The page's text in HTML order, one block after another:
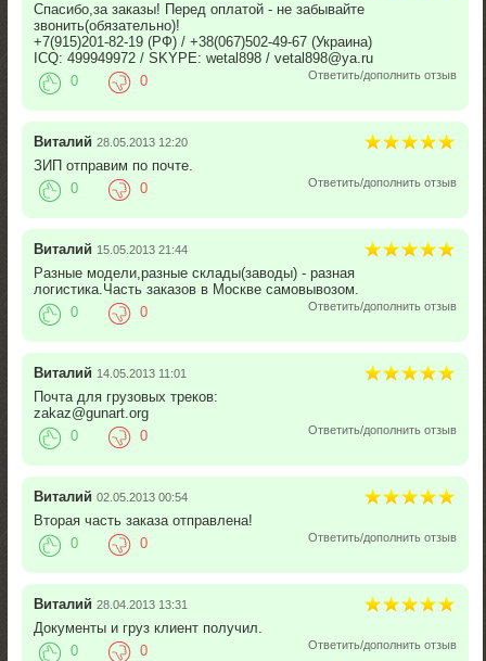
Спасибо,за заказы! Перед оплатой - не забывайте
звонить(обязательно)!
+7(915)201-82-19 (РФ) / +38(067)502-49-67 (Украина)
ICQ: 499949972 / SKYPE: wetal898 / vetal898@ya.ru
Ответить/дополнить отзыв
0 0
Виталий 28.05.2013 12:20
ЗИП отправим по почте.
Ответить/дополнить отзыв
0 0
Виталий 15.05.2013 21:44
Разные модели,разные склады(заводы) - разная
логистика.Часть заказов в Москве самовывозом.
Ответить/дополнить отзыв
0 0
Виталий 14.05.2013 11:01
Почта для грузовых треков:
zakaz@gunart.org
Ответить/дополнить отзыв
0 0
Виталий 02.05.2013 00:54
Вторая часть заказа отправлена!
Ответить/дополнить отзыв
0 0
Виталий 28.04.2013 13:31
Документы и груз клиент получил.
Ответить/дополнить отзыв
0 0